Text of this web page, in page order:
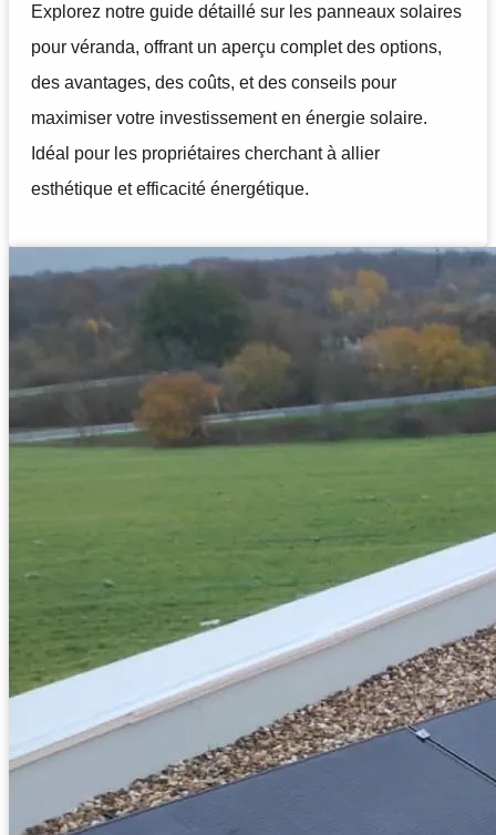
Explorez notre guide détaillé sur les panneaux solaires
pour véranda, offrant un aperçu complet des options,
des avantages, des coûts, et des conseils pour
maximiser votre investissement en énergie solaire.
Idéal pour les propriétaires cherchant à allier
esthétique et efficacité énergétique.